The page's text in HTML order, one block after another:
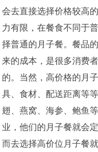
会去直接选择价格较高
力有限，在餐食不同于
择普通的月子餐。餐品
来的成本，是很多消费
的。当然，高价格的月
具、食材、配送距离等
翅、燕窝、海参、鲍鱼
业，他们的月子餐就会
而去选择高价位月子餐